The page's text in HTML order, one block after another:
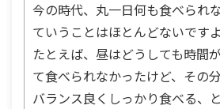
今の時代、丸一日何も食べられ
ていうことはほとんどないですよ
たとえば、昼はどうしても時間
て食べられなかったけど、その
バランス良くしっかり食べる、